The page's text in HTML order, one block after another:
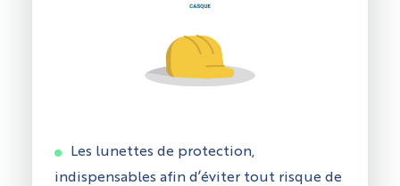
Les lunettes de protection,
indispensables afin d’éviter tout risque de